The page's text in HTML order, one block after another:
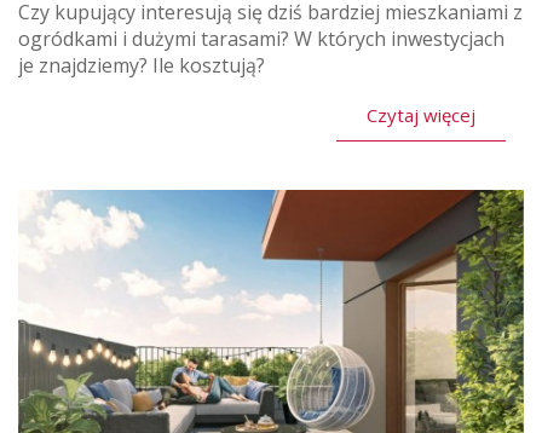
Czy kupujący interesują się dziś bardziej mieszkaniami z
ogródkami i dużymi tarasami? W których inwestycjach
je znajdziemy? Ile kosztują?
Czytaj więcej